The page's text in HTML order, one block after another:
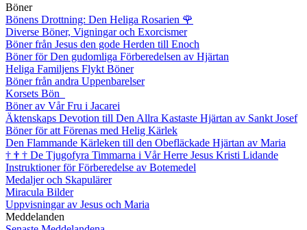
Böner
Bönens Drottning: Den Heliga Rosarien 🌹
Diverse Böner, Vigningar och Exorcismer
Böner från Jesus den gode Herden till Enoch
Böner för Den gudomliga Förberedelsen av Hjärtan
Heliga Familjens Flykt Böner
Böner från andra Uppenbarelser
Korsets Bön
Böner av Vår Fru i Jacarei
Äktenskaps Devotion till Den Allra Kastaste Hjärtan av Sankt Josef
Böner för att Förenas med Helig Kärlek
Den Flammande Kärleken till den Obefläckade Hjärtan av Maria
† † † De Tjugofyra Timmarna i Vår Herre Jesus Kristi Lidande
Instruktioner för Förberedelse av Botemedel
Medaljer och Skapulärer
Miracula Bilder
Uppvisningar av Jesus och Maria
Meddelanden